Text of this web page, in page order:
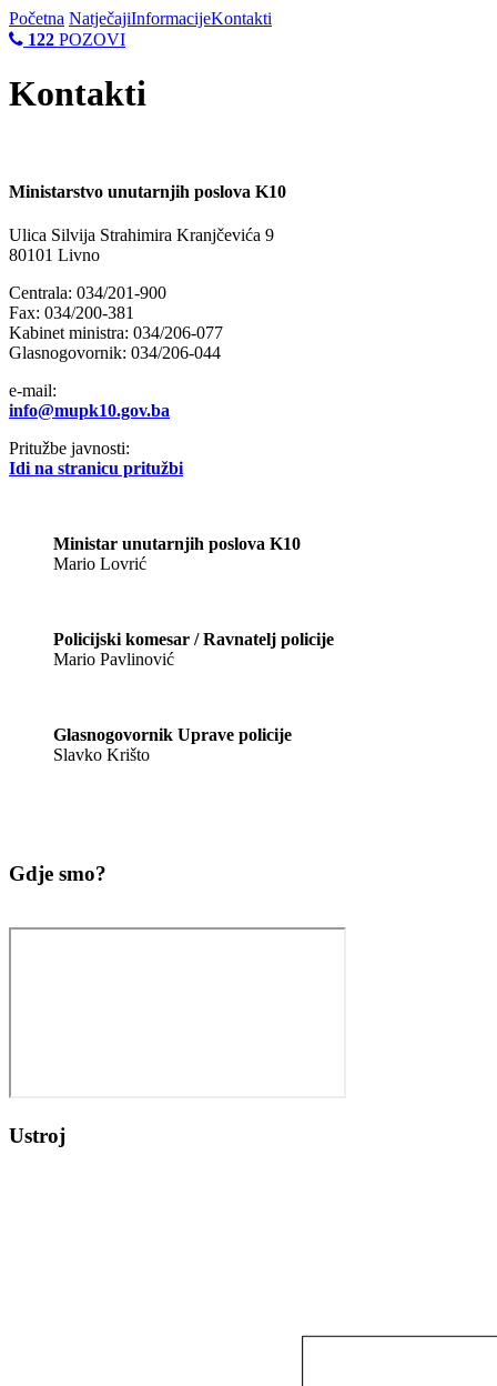
Početna NatječajiInformacijeKontakti
122 POZOVI
Kontakti
Ministarstvo unutarnjih poslova K10
Ulica Silvija Strahimira Kranjčevića 9
80101 Livno
Centrala: 034/201-900
Fax: 034/200-381
Kabinet ministra: 034/206-077
Glasnogovornik: 034/206-044
e-mail:
info@mupk10.gov.ba
Pritužbe javnosti:
Idi na stranicu pritužbi
Ministar unutarnjih poslova K10
Mario Lovrić
Policijski komesar / Ravnatelj policije
Mario Pavlinović
Glasnogovornik Uprave policije
Slavko Krišto
Gdje smo?
Ustroj